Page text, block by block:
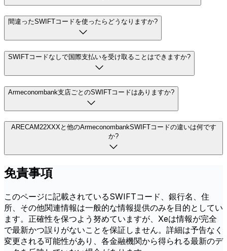
間違ったSWIFTコードを使ったらどうなりますか?
SWIFTコードなしで国際支払いを受け取ることはできますか?
Armeconombank支店ごとのSWIFTコードはありますか?
ARECAM22XXXと他のArmeconombankSWIFTコードの違いは何です
か?
免責事項
このページに記載されているSWIFTコード、銀行名、住
所、その他関連情報は一般的な情報提供のみを目的としてい
ます。正確性を保つよう努めていますが、Xeは情報が完全
で最新かつ誤りがないことを保証しません。詳細は予告なく
変更される可能性があり、各金融機関から得られる最新のデ